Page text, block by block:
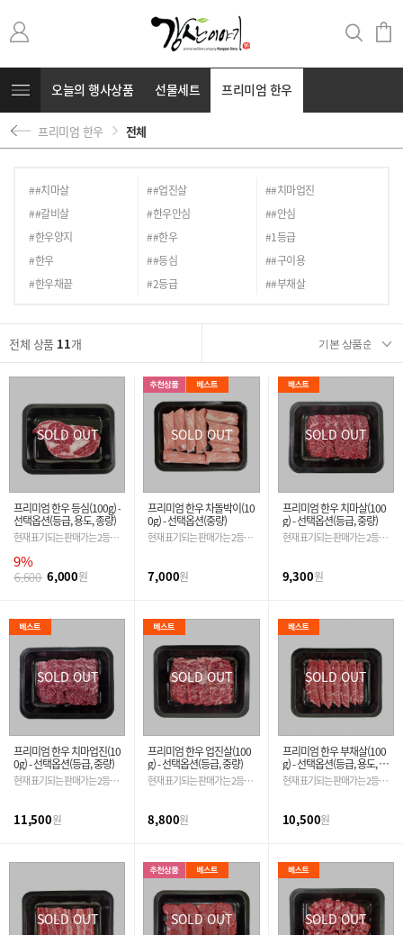
오늘의 행사상품 선물세트 프리미엄 한우
무항생제 돼지고기
프리미엄 한우 전체
##치마살 ##업진살
##치마업진
##갈비살
#한우안심
##안심
#한우양지
##한우
#1등급
#한우
##등심
##구이용
#한우채끝
#2등급 ##부채살
전체 상품 11개
SOLD OUT
프리미엄 한우 등심(100g) -
선택옵션(등급, 용도, 종량)
현재 표기되는 판매가는 2등급
금액은 자동 변경 됩니다.
9%
6,600 6,000원
SOLD OUT
프리미엄 한우 차돌박이(10
0g) - 선택옵션(중량)
현재 표기되는 판매가는 2등급
7,000원
SOLD OUT
프리미엄 한우 치마살(100
g) - 선택옵션(등급, 중량)
현재 표기되는 판매가는 2등급
9,300원
SOLD OUT
프리미엄 한우 치마업진(10
0g) - 선택옵션(등급, 중량)
현재 표기되는 판매가는 2등급
11,500원
SOLD OUT
프리미엄 한우 업진살(100
g) - 선택옵션(등급, 중량)
현재 표기되는 판매가는 2등급
8,800원
SOLD OUT
프리미엄 한우 부채살(100
g) - 선택옵션(등급, 용도, 중
량)
현재 표기되는 판매가는 2등급
10,500원
SOLD OUT SOLD OUT SOLD OUT